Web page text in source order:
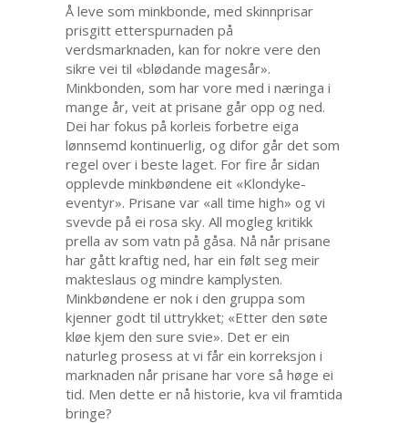
Å leve som minkbonde, med skinnprisar
prisgitt etterspurnaden på
verdsmarknaden, kan for nokre vere den
sikre vei til «blødande magesår».
Minkbonden, som har vore med i næringa i
mange år, veit at prisane går opp og ned.
Dei har fokus på korleis forbetre eiga
lønnsemd kontinuerlig, og difor går det som
regel over i beste laget. For fire år sidan
opplevde minkbøndene eit «Klondyke-
eventyr». Prisane var «all time high» og vi
svevde på ei rosa sky. All mogleg kritikk
prella av som vatn på gåsa. Nå når prisane
har gått kraftig ned, har ein følt seg meir
makteslaus og mindre kamplysten.
Minkbøndene er nok i den gruppa som
kjenner godt til uttrykket; «Etter den søte
kløe kjem den sure svie». Det er ein
naturleg prosess at vi får ein korreksjon i
marknaden når prisane har vore så høge ei
tid. Men dette er nå historie, kva vil framtida
bringe?